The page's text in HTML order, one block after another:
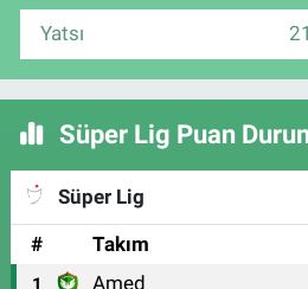
Yatsı
Süper Lig Puan
Süper Lig
#
Takım
1 Amed